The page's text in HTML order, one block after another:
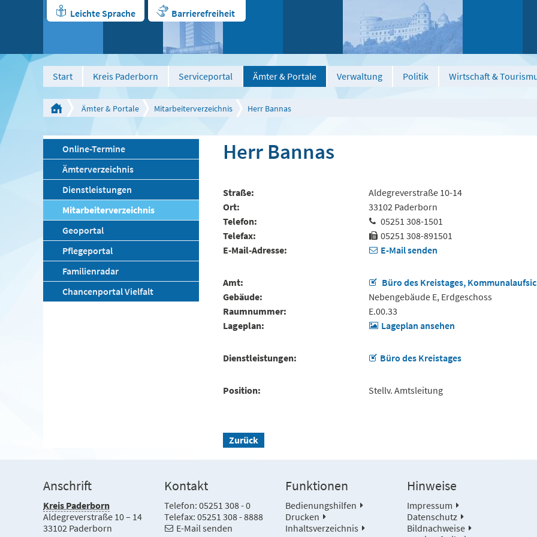
Leichte Sprache Barrierefreiheit
Start Kreis Paderborn Serviceportal Ämter & Portale Verwaltung Politik Wirtschaft &
Ämter & Portale Mitarbeiterverzeichnis Herr Bannas
Online-Termine
Ämterverzeichnis
Dienstleistungen
Mitarbeiterverzeichnis
Geoportal
Pflegeportal
Familienradar
Chancenportal Vielfalt
Herr Bannas
Straße
Aldegreverstraße 10-14
Ort
33102 Paderborn
Telefon
05251 308-1501
Telefax
05251 308-891501
E-Mail-Adresse
E-Mail senden
Amt
Büro des Kreistages,
Gebäude
Nebengebäude E, Erdgeschoss
Raumnummer
E.00.33
Lageplan
Lageplan ansehen
Dienstleistungen Büro des Kreistages
Position Stellv. Amtsleitung
Zurück
Anschrift
Kreis Paderborn
Aldegreverstraße 10 – 14
33102 Paderborn
Kontakt
Telefon: 05251 308 - 0
Telefax: 05251 308 - 8888
E-Mail senden
Funktionen
Bedienungshilfen
Drucken
Inhaltsverzeichnis
Hinweise
Impressum
Datenschutz
Bildnachweise